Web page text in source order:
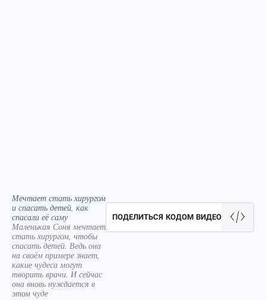
Мечтает стать хирургом
и спасать детей, как
спасали её саму
Маленькая Соня мечтает
стать хирургом, чтобы
спасать детей. Ведь она
на своём примере знает,
какие чудеса могут
творить врачи. И сейчас
она вновь нуждается в
этом чуде
ПОДЕЛИТЬСЯ КОДОМ ВИДЕО